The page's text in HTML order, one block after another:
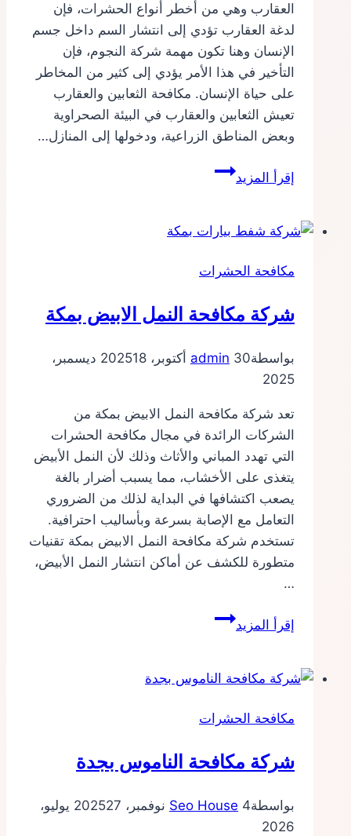
العقارب وهي من أخطر أنواع الحشرات، فإن
لدغة العقارب تؤدي إلى انتشار السم داخل جسم
الإنسان وهنا تكون مهمة شركة النجوم، فإن
التأخير في هذا الأمر يؤدي إلى كثير من المخاطر
على حياة الإنسان. مكافحة الثعابين والعقارب
تعيش الثعابين والعقارب في البيئة الصحراوية
وبعض المناطق الزراعية، ودخولها إلى المنازل…
إقرأ المزيدشركة
بجدة
مكافحة الحشرات
شركة مكافحة النمل الابيض بمكة
بواسطة admin 30 أكتوبر، 2025
18 ديسمبر،
2025
تعد شركة مكافحة النمل الابيض بمكة من
الشركات الرائدة في مجال مكافحة الحشرات
التي تهدد المباني والأثاث وذلك لأن النمل الأبيض
يتغذى على الأخشاب، مما يسبب أضرار بالغة
يصعب اكتشافها في البداية لذلك من الضروري
التعامل مع الإصابة بسرعة وبأساليب احترافية.
تستخدم شركة مكافحة النمل الابيض بمكة تقنيات
متطورة للكشف عن أماكن انتشار النمل الأبيض،
…
إقرأ المزيدشركة
الابيض
مكافحة الحشرات
شركة مكافحة الناموس بجدة
بواسطة Seo House 4 نوفمبر، 2025
27 يوليو،
2026